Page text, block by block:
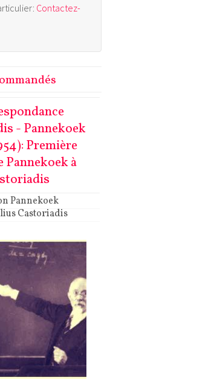
Contactez-
- Pannekoek
Première
Pannekoek à
Pannekoek
Castoriadis